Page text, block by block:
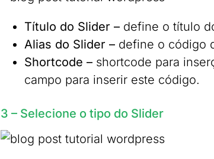
Título do Slider – define o título
Alias do Slider –define o código
Shortcode –shortcode para
campo para inserir este código.
3 – Selecione o tipo do Slider